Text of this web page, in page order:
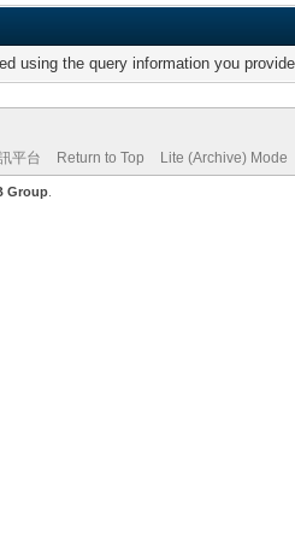
using the query information you
平台 Return to Top Lite (Archive) Mode
Group